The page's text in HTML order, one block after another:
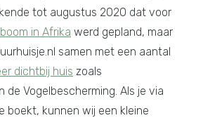
tot augustus 2020 dat voor
in Afrika werd gepland, maar
samen met een aantal
dichtbij huis zoals
de Vogelbescherming. Als je via
boekt, kunnen wij een kleine